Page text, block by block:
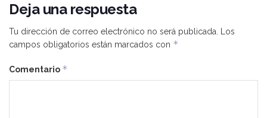
Deja una respuesta
Tu dirección de correo electrónico no será publicada.
Los
campos obligatorios están marcados con *
Comentario *